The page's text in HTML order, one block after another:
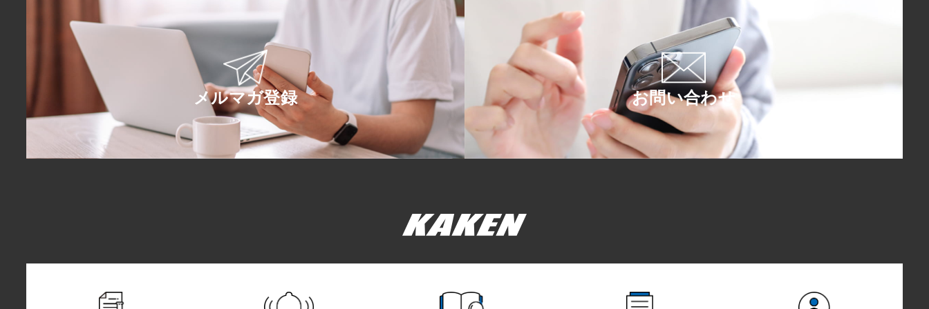
メルマガ登録 お問い合わせ